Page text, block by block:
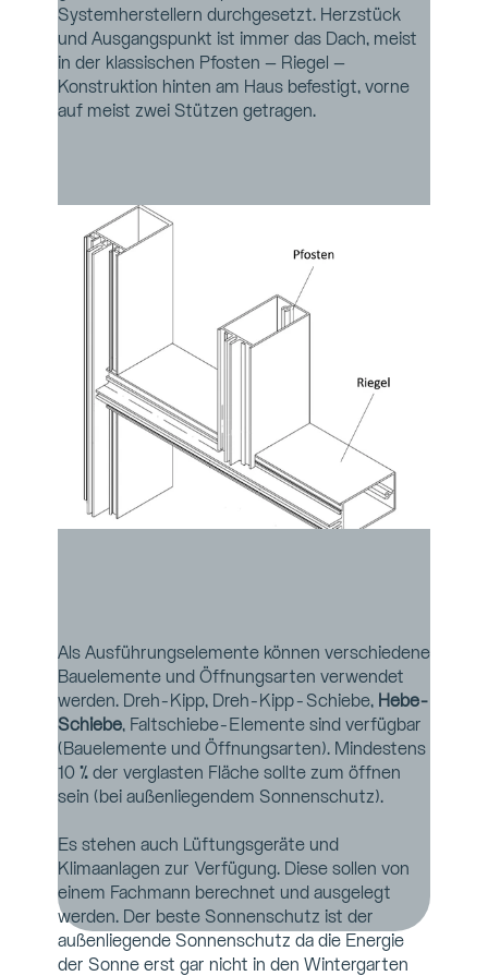
Systemherstellern durchgesetzt. Herzstück
und Ausgangspunkt ist immer das Dach, meist
in der klassischen Pfosten – Riegel –
Konstruktion hinten am Haus befestigt, vorne
auf meist zwei Stützen getragen.
Als Ausführungselemente können verschiedene
Bauelemente und Öffnungsarten verwendet
werden. Dreh-Kipp, Dreh-Kipp-Schiebe, Hebe-
Schiebe, Faltschiebe-Elemente sind verfügbar
(Bauelemente und Öffnungsarten). Mindestens
10 % der verglasten Fläche sollte zum öffnen
sein (bei außenliegendem Sonnenschutz).
Es stehen auch Lüftungsgeräte und
Klimaanlagen zur Verfügung. Diese sollen von
einem Fachmann berechnet und ausgelegt
werden. Der beste Sonnenschutz ist der
außenliegende Sonnenschutz da die Energie
der Sonne erst gar nicht in den Wintergarten